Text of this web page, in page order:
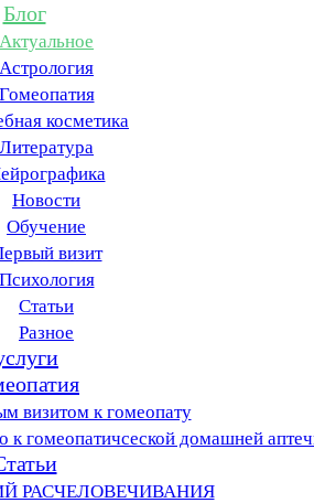
Блог
Актуальное
Астрология
Гомеопатия
косметика
Литература
Новости
Обучение
визит
Психология
Статьи
Разное
визитом к гомеопату
к гомеопатичсеской домашней
РАСЧЕЛОВЕЧИВАНИЯ